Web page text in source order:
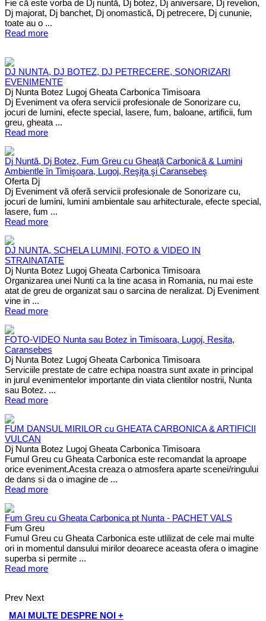
Fie că este vorba de Dj nuntă, Dj botez, Dj aniversare, Dj revelion,
Dj majorat, Dj banchet, Dj onomastică, Dj petrecere, Dj cununie,
toate au o ...
Read more
DJ NUNTA, DJ BOTEZ, DJ PETRECERE, SONORIZARI
EVENIMENTE
Dj Nunta Botez Lugoj Gheata Carbonica Timisoara
Dj Eveniment va ofera servicii profesionale de Sonorizare cu,
jocuri de lumini, efecte special, lasere, fum, baloane, artificii, fum
greu, gheata ...
Read more
Dj Nuntă, Dj Botez, Fum Greu cu Gheaţă Carbonică & Lumini
Ambientle în Timişoara, Lugoj, Reşiţa şi Caransebeş
Oferta Dj
Dj Eveniment vă oferă servicii profesionale de Sonorizare cu,
jocuri de lumini, lumini ambientale sau arhitecturale, efecte special,
lasere, fum ...
Read more
DJ NUNTA, SCHELA LUMINI, FOTO & VIDEO IN
STRAINATATE
Dj Nunta Botez Lugoj Gheata Carbonica Timisoara
Organizarea unei Nunti ca la tine acasa in Romania, nu mai este
atat de greu de organizat sau o sarcina de neralizat. Dj Eveniment
vine in ...
Read more
FOTO-VIDEO Nunta sau Botez in Timisoara, Lugoj, Resita,
Caransebes
Dj Nunta Botez Lugoj Gheata Carbonica Timisoara
Serviciile prestate de catre echipa noastra sunt axate in principal
in jurul evenimentelor importante din viata clientilor nostrii, Nunta
sau Botez. ...
Read more
FUM DANSUL MIRILOR cu GHEATA CARBONICA & ARTIFICII
VULCAN
Dj Nunta Botez Lugoj Gheata Carbonica Timisoara
Fumul Greu cu Gheata Carbonica este recomandat la aproape
orice eveniment.Acesta creaza o atmosfera aparte scenei/ringului
de dans si da o imagine de ...
Read more
Fum Greu cu Gheata Carbonica pt Nunta - PACHET VALS
Fum Greu
Fumul Greu cu Gheata Carbonica este utlilizat de cele mai multe
ori in momentul dansului mirilor deoarece aceasta ofera o imagine
superba si permite ...
Read more
Prev Next
MAI MULTE DESPRE NOI +